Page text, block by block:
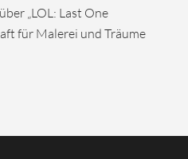
„LOL: Last One
für Malerei und Träume